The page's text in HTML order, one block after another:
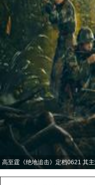
公益不止于口号 流浪泡泡“泡泡能